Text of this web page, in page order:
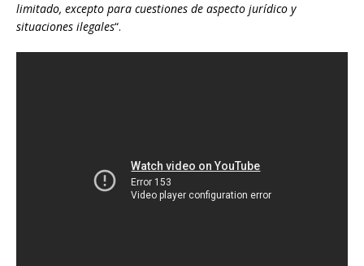
limitado, excepto para cuestiones de aspecto jurídico y
situaciones ilegales“.